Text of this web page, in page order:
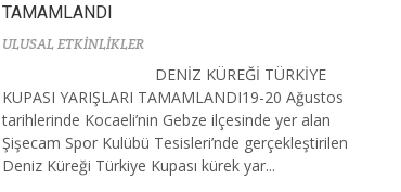
TAMAMLANDI
ULUSAL ETKİNLİKLER
DENİZ KÜREĞİ TÜRKİYE
KUPASI YARIŞLARI TAMAMLANDI19-20 Ağustos
tarihlerinde Kocaeli’nin Gebze ilçesinde yer alan
Şişecam Spor Kulübü Tesisleri’nde gerçekleştirilen
Deniz Küreği Türkiye Kupası kürek yar...